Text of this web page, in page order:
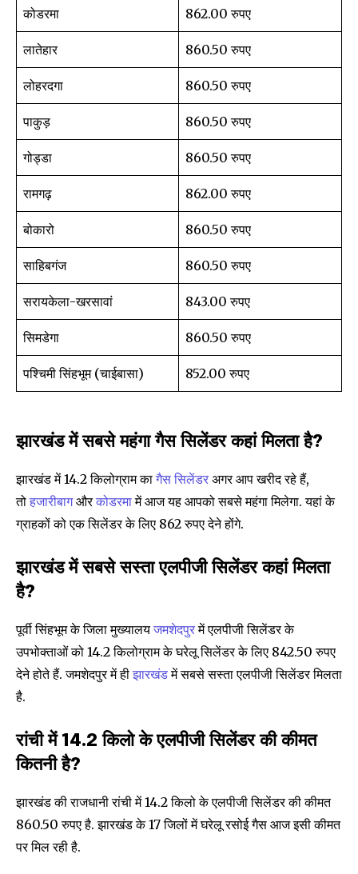
32,111 32,214
कोडरमा 862.00 रुपए
लातेहार 860.50 रुपए
लोहरदगा 860.50 रुपए
पाकुड़ 860.50 रुपए
गोड्डा 860.50 रुपए
रामगढ़ 862.00 रुपए
बोकारो 860.50 रुपए
साहिबगंज 860.50 रुपए
सरायकेला-खरसावां 843.00 रुपए
सिमडेगा 860.50 रुपए
पश्चिमी सिंहभूम (चाईबासा) 852.00 रुपए
झारखंड में सबसे महंगा गैस सिलेंडर कहां मिलता है?
झारखंड में 14.2 किलोग्राम का गैस सिलेंडर अगर आप खरीद रहे हैं,
तो हजारीबागऔरकोडरमामें आज यह आपको सबसे महंगा मिलेगा. यहां के
ग्राहकों को एक सिलेंडर के लिए 862 रुपए देने होंगे.
झारखंड में सबसे सस्ता एलपीजी सिलेंडर कहां मिलता
है?
पूर्वी सिंहभूम के जिला मुख्यालय जमशेदपुरमें एलपीजी सिलेंडर के
उपभोक्ताओं को 14.2 किलोग्राम के घरेलू सिलेंडर के लिए 842.50 रुपए
देने होते हैं. जमशेदपुर में ही झारखंडमें सबसे सस्ता एलपीजी सिलेंडर मिलता
है.
रांची में 14.2 किलो के एलपीजी सिलेंडर की कीमत
कितनी है?
झारखंड की राजधानी रांची में 14.2 किलो के एलपीजी सिलेंडर की कीमत
860.50 रुपए है. झारखंड के 17 जिलों में घरेलू रसोई गैस आज इसी कीमत
पर मिल रही है.